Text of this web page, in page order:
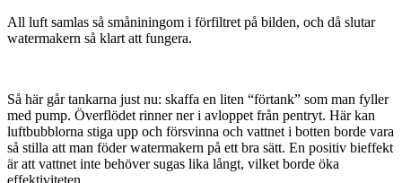
All luft samlas så småniningom i förfiltret på bilden, och då slutar
watermakern så klart att fungera.
Så här går tankarna just nu: skaffa en liten “förtank” som man fyller
med pump. Överflödet rinner ner i avloppet från pentryt. Här kan
luftbubblorna stiga upp och försvinna och vattnet i botten borde vara
så stilla att man föder watermakern på ett bra sätt. En positiv bieffekt
är att vattnet inte behöver sugas lika långt, vilket borde öka
effektiviteten.